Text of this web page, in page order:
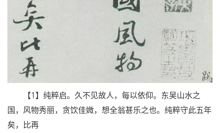
【1】纯粹启。久不见故人，每以依仰。东吴山水之
国，风物秀丽，贪饮佳媺，想全翁甚乐之也。纯粹守此五年
矣，比再